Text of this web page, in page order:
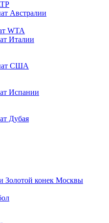
Австралии
WTA
Италии
США
Испании
Дубая
Золотой конек Москвы